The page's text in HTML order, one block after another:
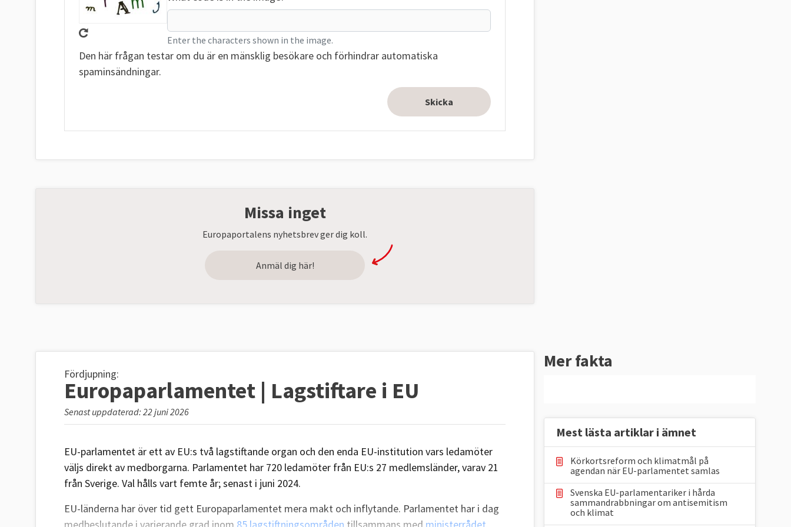
Enter the characters shown in the image.
Den här frågan testar om du är en mänsklig besökare och förhindrar automatiska
spaminsändningar.
Missa inget
Europaportalens nyhetsbrev ger dig koll.
Anmäl dig här!
Fördjupning:
Europaparlamentet | Lagstiftare i EU
Senast uppdaterad: 22 juni 2026
EU-parlamentet är ett av EU:s två lagstiftande organ och den enda EU-institution vars ledamöter
väljs direkt av medborgarna. Parlamentet har 720 ledamöter från EU:s 27 medlemsländer, varav 21
från Sverige. Val hålls vart femte år; senast i juni 2024.
EU-länderna har över tid gett Europaparlamentet mera makt och inflytande. Parlamentet har i dag
Mer fakta
Mest lästa artiklar i ämnet
Körkortsreform och klimatmål på
agendan när EU-parlamentet samlas
Svenska EU-parlamentariker i hårda
sammandrabbningar om antisemitism
och klimat